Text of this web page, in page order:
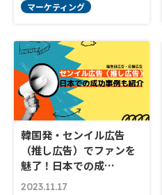
マーケティング
韓国発・センイル広告
（推し広告）でファンを
魅了！日本での成…
2023.11.17